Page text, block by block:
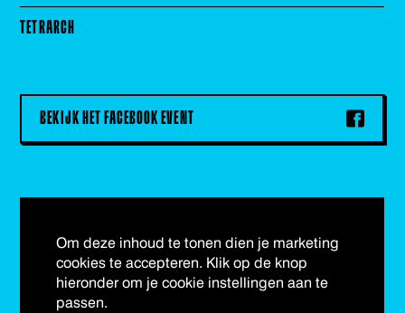
TETRARCH
BEKIJK HET FACEBOOK EVENT
Om deze inhoud te tonen dien je marketing
cookies te accepteren. Klik op de knop
hieronder om je cookie instellingen aan te
passen.